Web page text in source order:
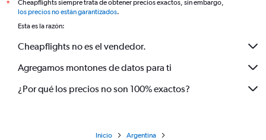
*
Cheapflights siempre trata de obtener precios exactos, sin embargo,
los precios no están garantizados.
Esta es la razón:
Cheapflights no es el vendedor.
Agregamos montones de datos para ti
¿Por qué los precios no son 100% exactos?
Inicio
Argentina